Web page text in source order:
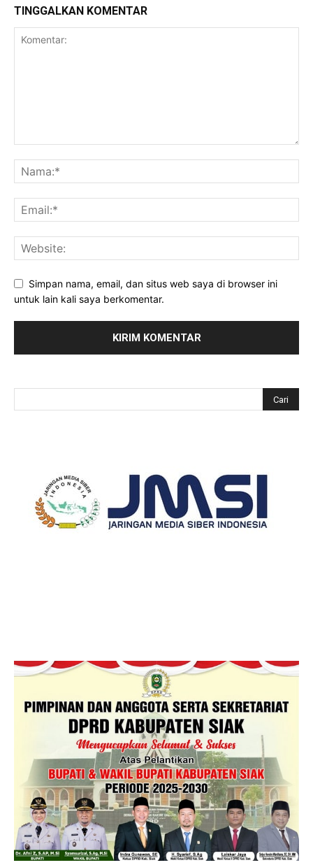
TINGGALKAN KOMENTAR
Simpan nama, email, dan situs web saya di browser ini
untuk lain kali saya berkomentar.